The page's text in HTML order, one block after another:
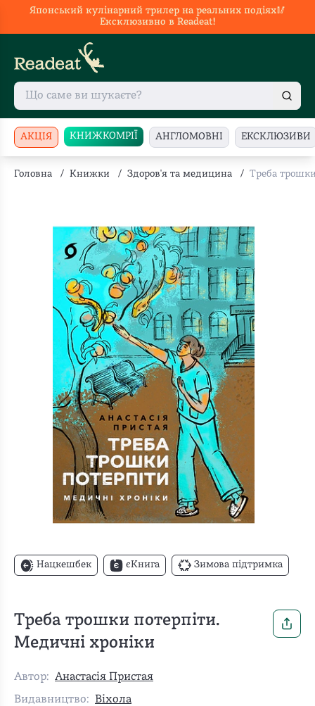
Японський кулінарний трилер на реальних подіях🥢
Ексклюзивно в Readeat!
АКЦІЯ КНИЖКОМРІЇ АНГЛОМОВНІ ЕКСКЛЮЗИВИ
Головна / Книжки / Здоров'я та медицина / Треба
Нацкешбек єКнига Зимова підтримка
Треба трошки потерпіти.
Медичні хроніки
Автор: Анастасія Пристая
Видавництво:
Віхола